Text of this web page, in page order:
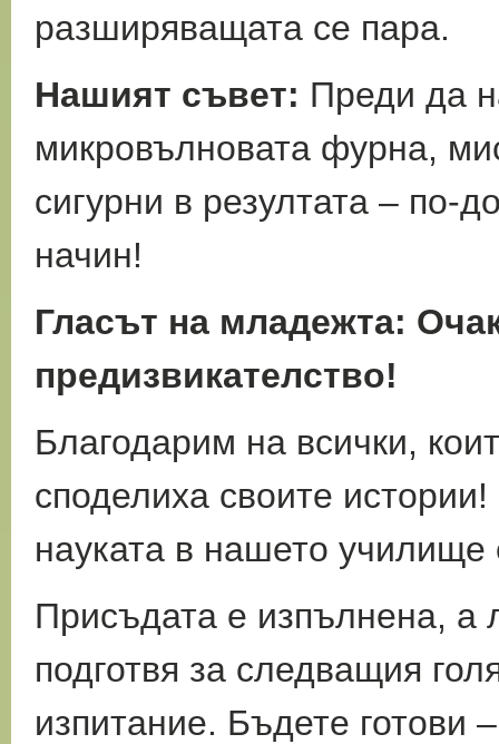
разширяващата се пара.
Нашият съвет: Преди да
микровълновата фурна,
сигурни в резултата – по-
начин!
Гласът на младежта:
предизвикателство!
Благодарим на всички,
споделиха своите
науката в нашето училище
Присъдата е изпълнена, а
подготвя за следващия
изпитание. Бъдете